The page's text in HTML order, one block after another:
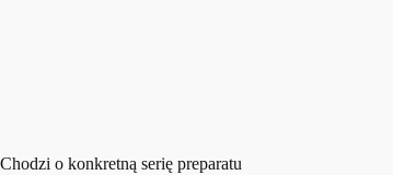
Chodzi o konkretną serię preparatu